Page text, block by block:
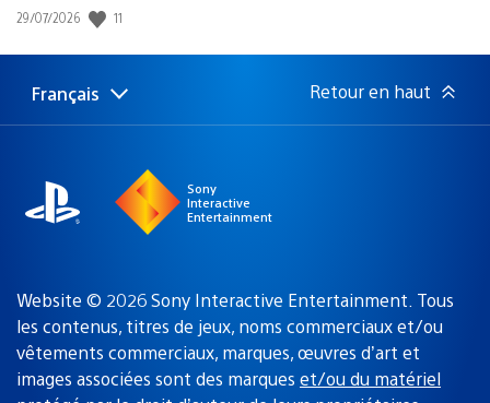
Date
publication
29/07/2026 11
Choisir
une
Région
actuelle
Français Retour en haut
Sony
Interactive
Entertainment
Website © 2026 Sony Interactive Entertainment. Tous
les contenus, titres de jeux, noms commerciaux et/ou
vêtements commerciaux, marques, œuvres d’art et
images associées sont des marques et/ou du matériel